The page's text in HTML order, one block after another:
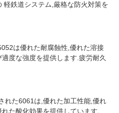
軽鉄道システム,厳格な防火対策を
は優れた耐腐蝕性,優れた溶接
度な強度を提供します.疲労耐久
れた6061は,優れた加工性能,優れ
た酸化効果を提供しています.